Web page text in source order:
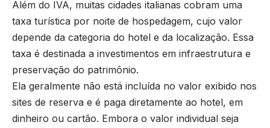
Além do IVA, muitas cidades italianas cobram uma
taxa turística por noite de hospedagem, cujo valor
depende da categoria do hotel e da localização. Essa
taxa é destinada a investimentos em infraestrutura e
preservação do patrimônio.
Ela geralmente não está incluída no valor exibido nos
sites de reserva e é paga diretamente ao hotel, em
dinheiro ou cartão. Embora o valor individual seja